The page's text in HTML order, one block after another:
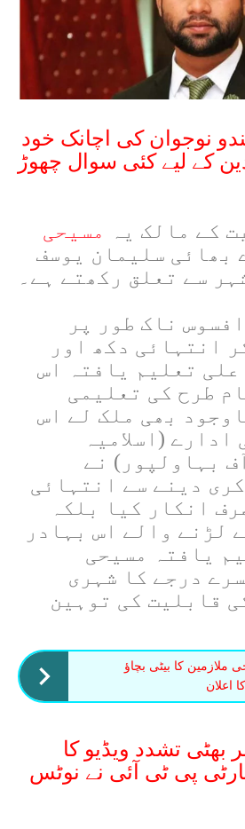
نوجوان کی اچانک خود
کے لیے کئی سوال چھوڑ
کے مالک یہ
مسیحی
بھائی سلیمان یوسف
سے تعلق رکھتے ہے۔
ناک طور پر
انتہائی دکھ اور
تعلیم یافتہ اس
طرح کی تعلیمی
بھی ملک لے اس
(اسلامیہ
بہاولپور) نے
دینے سے انتہائی
انکار کیا بلکہ
لڑنے والے اس بہادر
یافتہ مسیحی
درجے کا شہری
قابلیت کی توہین
ملازمین کا بیٹی بچاؤ
اعلان
بھٹی تشدد ویڈیو کا
پی ٹی آئی نے نوٹس